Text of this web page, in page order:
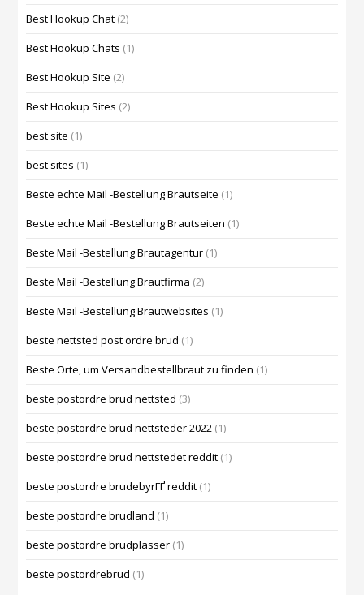
Best Hookup Chat (2)
Best Hookup Chats (1)
Best Hookup Site (2)
Best Hookup Sites (2)
best site (1)
best sites (1)
Beste echte Mail -Bestellung Brautseite (1)
Beste echte Mail -Bestellung Brautseiten (1)
Beste Mail -Bestellung Brautagentur (1)
Beste Mail -Bestellung Brautfirma (2)
Beste Mail -Bestellung Brautwebsites (1)
beste nettsted post ordre brud (1)
Beste Orte, um Versandbestellbraut zu finden (1)
beste postordre brud nettsted (3)
beste postordre brud nettsteder 2022 (1)
beste postordre brud nettstedet reddit (1)
beste postordre brudebyrГҐ reddit (1)
beste postordre brudland (1)
beste postordre brudplasser (1)
beste postordrebrud (1)